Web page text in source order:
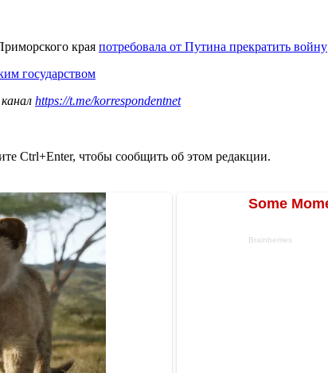
края потребовала от Путина прекратить войну
государством
https://t.me/korrespondentnet
Ctrl+Enter, чтобы сообщить об этом редакции.